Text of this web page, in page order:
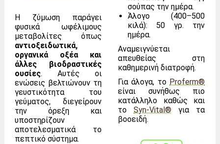
Η ζύμωση παράγει
φυσικά ωφέλιμους
μεταβολίτες όπως
αντιοξειδωτικά,
οργανικά οξέα και
άλλες βιοδραστικές
ουσίες. Αυτές οι
ενώσεις βελτιώνουν τη
γευστικότητα του
γεύματος, διεγείρουν
την όρεξη και
υποστηρίζουν
αποτελεσματικά το
πεπτικό σύστημα.
σούπας την ημέρα.
Άλογο (400–500
κιλά): 50 γρ. την
ημέρα.
Αναμειγνύεται
απευθείας στη
καθημερινή διατροφή.
Για άλογα, το Proferm®
είναι συνήθως πιο
κατάλληλο καθώς και
το Syn-Vital® για τα
βοοειδή.